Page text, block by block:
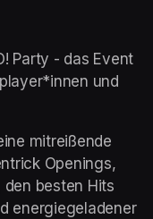
Party - das Event
und
mitreißende
Openings,
besten Hits
energiegeladener